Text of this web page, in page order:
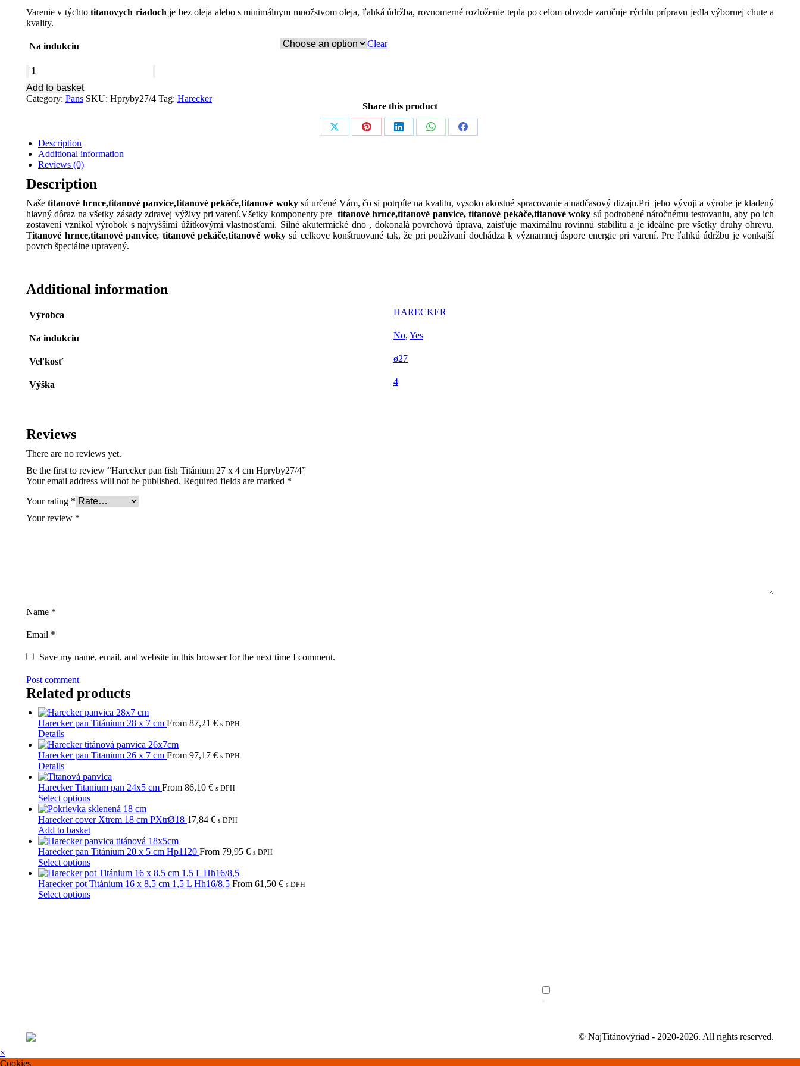
Varenie v týchtotitanovych riadoch je bez oleja alebo s minimálnym množstvom oleja, ľahká údržba, rovnomerné rozloženie tepla po celom obvode zaručuje rýchlu prípravu jedla výbornej chute a
kvality.
Na indukciu Clear
Harecker
fish
Titánium
cm
Hpryby27/4
quantity
Add to basket
Category: Pans SKU: Hpryby27/4 Tag: Harecker
Share this product
Share
Share
Share
Share
Share
Description
Additional information
Reviews (0)
Description
Našetitanové hrnce,titanové panvice,titanové pekáče,titanové wokysú určené Vám, čo si potrpíte na kvalitu, vysoko akostné spracovanie a nadčasový dizajn.Pri jeho vývoji a výrobe je kladený
hlavný dôraz na všetky zásady zdravej výživy pri varení.Všetky komponenty pre titanové hrnce,titanové panvice, titanové pekáče,titanové woky sú podrobené náročnému testovaniu, aby po ich
zostavení vznikol výrobok s najvyššími úžitkovými vlastnosťami. Silné akutermické dno , dokonalá povrchová úprava, zaisťuje maximálnu rovinnú stabilitu a je ideálne pre všetky druhy ohrevu.
Titanové hrnce,titanové panvice, titanové pekáče,titanové wokysú celkove konštruované tak, že pri používaní dochádza k významnej úspore energie pri varení. Pre ľahkú údržbu je vonkajší
povrch špeciálne upravený.
Additional information
Výrobca HARECKER
Na indukciu No, Yes
Veľkosť ø27
Výška 4
Reviews
There are no reviews yet.
Be the first to review “Harecker pan fish Titánium 27 x 4 cm Hpryby27/4”
Your email address will not be published. Required fields are marked *
Your rating *
Your review *
Name *
Email *
Save my name, email, and website in this browser for the next time I comment.
Post comment
Related products
Harecker pan Titánium 28 x 7 cm From 87,21 € s DPH
DetailsThis
product
has
multiple
variants.
The
options
may
be
chosen
on
the
product
page
Harecker pan Titanium 26 x 7 cm From 97,17 € s DPH
DetailsThis
product
has
multiple
variants.
The
options
may
be
chosen
on
the
product
Harecker Titanium pan 24x5 cm From 86,10 € s DPH
Select optionsThis
product
has
multiple
variants.
The
options
may
be
chosen
Harecker cover Xtrem 18 cm PXtrØ18 17,84 € s DPH
Add to basket
Harecker pan Titánium 20 x 5 cm Hp1120 From 79,95 € s DPH
Select optionsThis
product
has
multiple
Harecker pot Titánium 16 x 8,5 cm 1,5 L Hh16/8,5 From 61,50 € s DPH
Select optionsThis
© NajTitánovýriad - 2020-2026. All rights reserved.
×
Cookies